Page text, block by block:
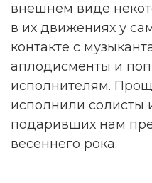
внешнем виде
в их движениях у
контакте с
аплодисменты и
исполнителям.
исполнили солисты
подаривших нам
весеннего рока.